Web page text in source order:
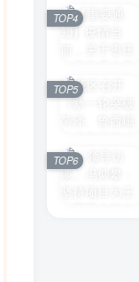
TOP4
TOP5
TOP6